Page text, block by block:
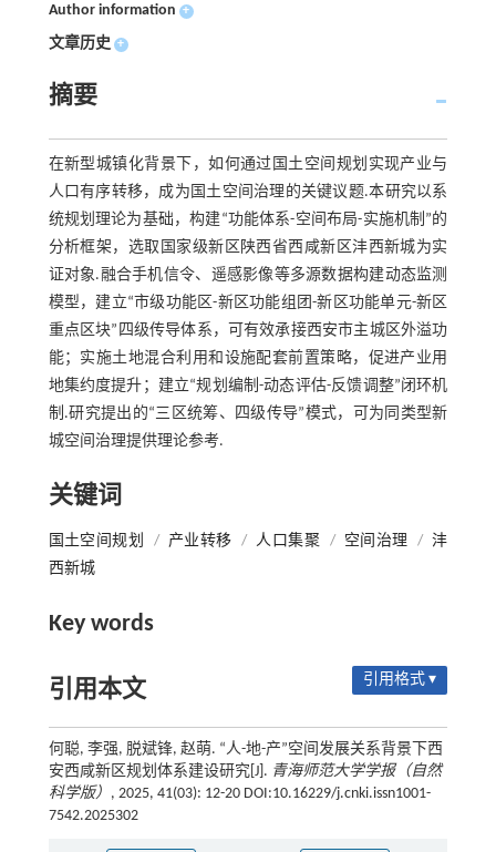
Author information +
文章历史 +
摘要
在新型城镇化背景下，如何通过国土空间规划实现产业与
人口有序转移，成为国土空间治理的关键议题.本研究以系
统规划理论为基础，构建“功能体系-空间布局-实施机制”的
分析框架，选取国家级新区陕西省西咸新区沣西新城为实
证对象.融合手机信令、遥感影像等多源数据构建动态监测
模型，建立“市级功能区-新区功能组团-新区功能单元-新区
重点区块”四级传导体系，可有效承接西安市主城区外溢功
能；实施土地混合利用和设施配套前置策略，促进产业用
地集约度提升；建立“规划编制-动态评估-反馈调整”闭环机
制.研究提出的“三区统筹、四级传导”模式，可为同类型新
城空间治理提供理论参考.
关键词
国土空间规划 / 产业转移 / 人口集聚 / 空间治理 / 沣
西新城
Key words
引用本文 引用格式 ▾
何聪, 李强, 脱斌锋, 赵萌. “人-地-产”空间发展关系背景下西
安西咸新区规划体系建设研究[J]. 青海师范大学学报（自然
科学版） , 2025, 41(03): 12-20 DOI:10.16229/j.cnki.issn1001-
7542.2025302